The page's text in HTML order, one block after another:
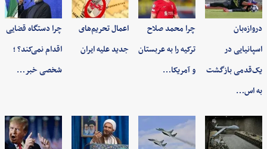
دروازه‌بان
اسپانیایی در
یک‌قدمی بازگشت
به اس…
چرا محمد صلاح
ترکیه را به عربستان
و آمریکا…
اعمال تحریم‌های
جدید علیه ایران
چرا دستگاه قضایی
اقدام نمی‌کند؟ ؛
شخصی خبر…